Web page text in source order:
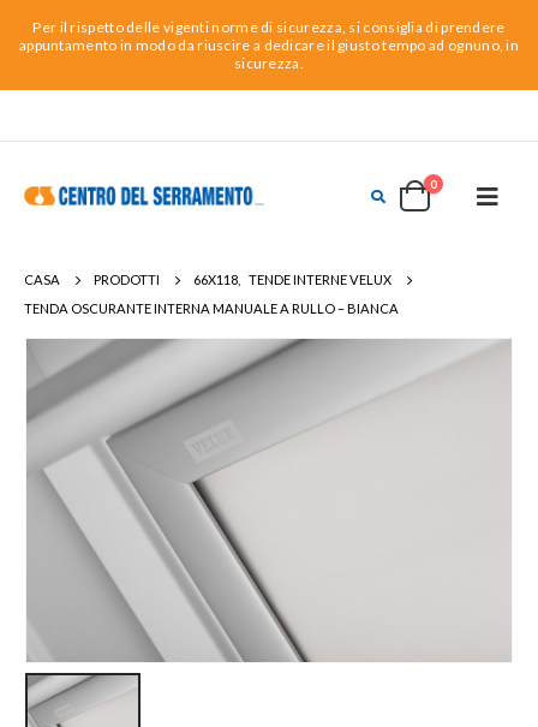
Per il rispetto delle vigenti norme di sicurezza, si consiglia di prendere
appuntamento in modo da riuscire a dedicare il giusto tempo ad ognuno, in
sicurezza.
0
CASA PRODOTTI 66X118
TENDE INTERNE VELUX
TENDA OSCURANTE INTERNA MANUALE A RULLO – BIANCA